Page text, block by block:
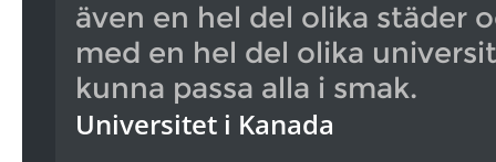
även en hel del olika städer
med en hel del olika
kunna passa alla i smak.
Universitet i Kanada